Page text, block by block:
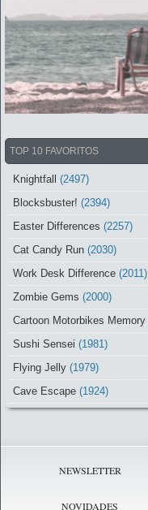
TOP 10 FAVORITOS
Knightfall (2497)
Blocksbuster! (2394)
Easter Differences (2257)
Cat Candy Run (2030)
Work Desk Difference (2011)
Zombie Gems (2000)
Cartoon Motorbikes Memory
Sushi Sensei (1981)
Flying Jelly (1979)
Cave Escape (1924)
NEWSLETTER
NOVIDADES